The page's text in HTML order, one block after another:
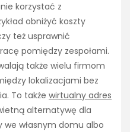
korzystać z
obniżyć koszty
też usprawnić
pomiędzy zespołami.
także wielu firmom
lokalizacjami bez
To także wirtualny adres
alternatywę dla
własnym domu albo